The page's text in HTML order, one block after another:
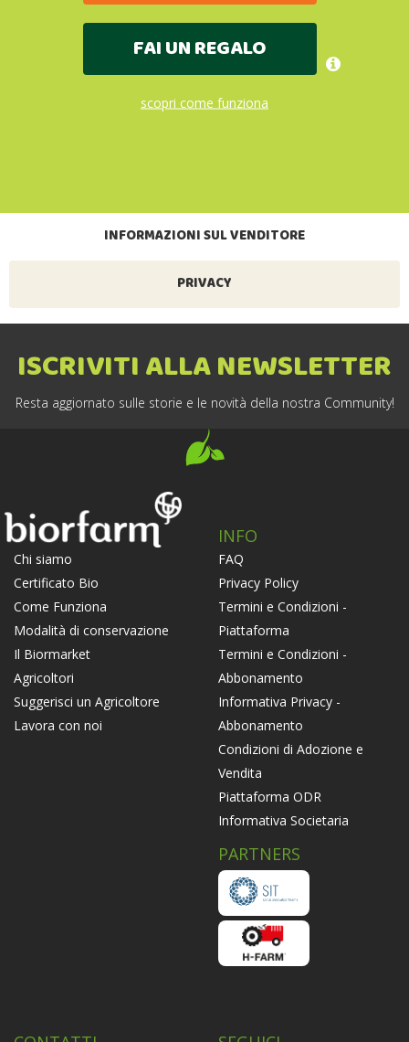
FAI UN REGALO
scopri come funziona
INFORMAZIONI SUL VENDITORE
PRIVACY
ISCRIVITI ALLA NEWSLETTER
Resta aggiornato sulle storie e le novità della nostra Community!
Chi siamo
Certificato Bio
Come Funziona
Modalità di conservazione
Il Biormarket
Agricoltori
Suggerisci un Agricoltore
Lavora con noi
INFO
FAQ
Privacy Policy
Termini e Condizioni -
Piattaforma
Termini e Condizioni -
Abbonamento
Informativa Privacy -
Abbonamento
Condizioni di Adozione e
Vendita
Piattaforma ODR
Informativa Societaria
PARTNERS